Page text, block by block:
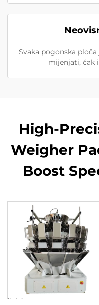
Svaka pogonska
mijenjati, čak
High-
Weigher
Boost